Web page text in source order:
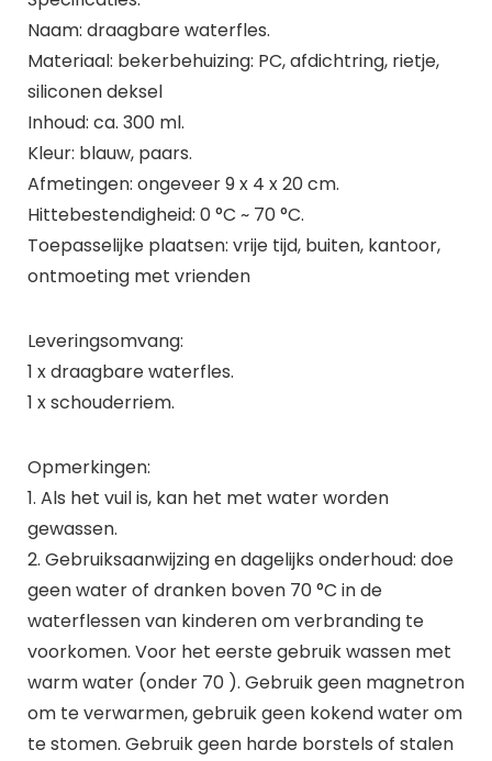
Naam: draagbare waterfles.
Materiaal: bekerbehuizing: PC, afdichtring, rietje,
siliconen deksel
Inhoud: ca. 300 ml.
Kleur: blauw, paars.
Afmetingen: ongeveer 9 x 4 x 20 cm.
Hittebestendigheid: 0 °C ~ 70 °C.
Toepasselijke plaatsen: vrije tijd, buiten, kantoor,
ontmoeting met vrienden
Leveringsomvang:
1 x draagbare waterfles.
1 x schouderriem.
Opmerkingen:
1. Als het vuil is, kan het met water worden
gewassen.
2. Gebruiksaanwijzing en dagelijks onderhoud: doe
geen water of dranken boven 70 °C in de
waterflessen van kinderen om verbranding te
voorkomen. Voor het eerste gebruik wassen met
warm water (onder 70 ). Gebruik geen magnetron
om te verwarmen, gebruik geen kokend water om
te stomen. Gebruik geen harde borstels of stalen